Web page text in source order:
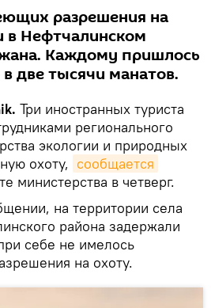
разрешения на
в Нефтчалинском
Каждому пришлось
две тысячи манатов.
Три иностранных туриста
регионального
экологии и природных
охоту, сообщается
министерства в четверг.
на территории села
района задержали
себе не имелось
на охоту.